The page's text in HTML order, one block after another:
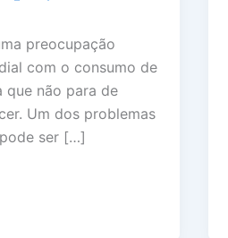
preocupação
com o consumo de
que não para de
Um dos problemas
ser […]